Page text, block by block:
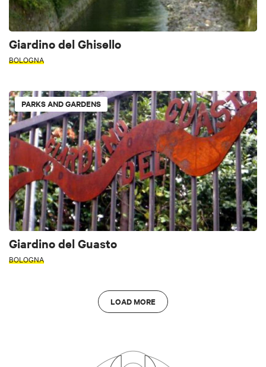
Giardino del Ghisello
BOLOGNA
PARKS AND GARDENS
Giardino del Guasto
BOLOGNA
LOAD MORE